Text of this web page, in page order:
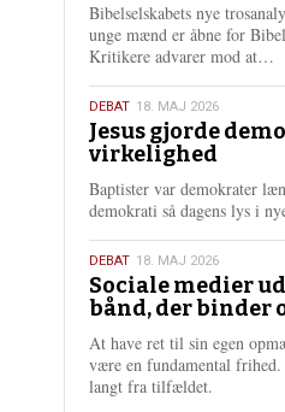
Bibelselskabets nye
unge mænd er åbne for
Kritikere advarer mod at…
e
e
18.
maj
2026
DEBAT 18. MAJ 2026
Jesus gjorde
virkelighed
Baptister var demokrater
demokrati så dagens lys i
18.
maj
2026
DEBAT 18. MAJ 2026
Sociale medier
bånd, der binder
At have ret til sin egen
være en fundamental
langt fra tilfældet.